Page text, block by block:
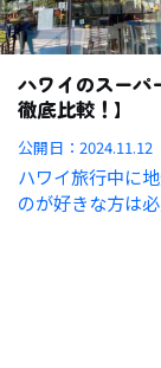
ハワイのスーパ
徹底比較！】
公開日：2024.11.12
ハワイ旅行中に
のが好きな方は